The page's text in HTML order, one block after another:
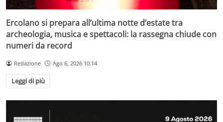
Ercolano si prepara all’ultima notte d’estate tra
archeologia, musica e spettacoli: la rassegna chiude con
numeri da record
Redazione Ago 6, 2026 10:14
Leggi di più